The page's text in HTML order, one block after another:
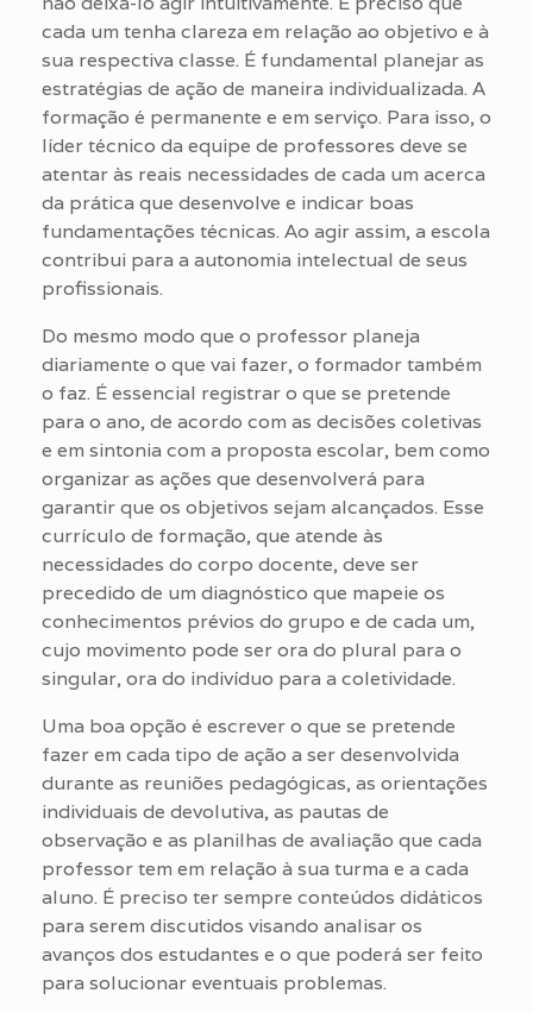
cada um tenha clareza em relação ao objetivo e à
sua respectiva classe. É fundamental planejar as
estratégias de ação de maneira individualizada. A
formação é permanente e em serviço. Para isso, o
líder técnico da equipe de professores deve se
atentar às reais necessidades de cada um acerca
da prática que desenvolve e indicar boas
fundamentações técnicas. Ao agir assim, a escola
contribui para a autonomia intelectual de seus
profissionais.
Do mesmo modo que o professor planeja
diariamente o que vai fazer, o formador também
o faz. É essencial registrar o que se pretende
para o ano, de acordo com as decisões coletivas
e em sintonia com a proposta escolar, bem como
organizar as ações que desenvolverá para
garantir que os objetivos sejam alcançados. Esse
currículo de formação, que atende às
necessidades do corpo docente, deve ser
precedido de um diagnóstico que mapeie os
conhecimentos prévios do grupo e de cada um,
cujo movimento pode ser ora do plural para o
singular, ora do indivíduo para a coletividade.
Uma boa opção é escrever o que se pretende
fazer em cada tipo de ação a ser desenvolvida
durante as reuniões pedagógicas, as orientações
individuais de devolutiva, as pautas de
observação e as planilhas de avaliação que cada
professor tem em relação à sua turma e a cada
aluno. É preciso ter sempre conteúdos didáticos
para serem discutidos visando analisar os
avanços dos estudantes e o que poderá ser feito
para solucionar eventuais problemas.